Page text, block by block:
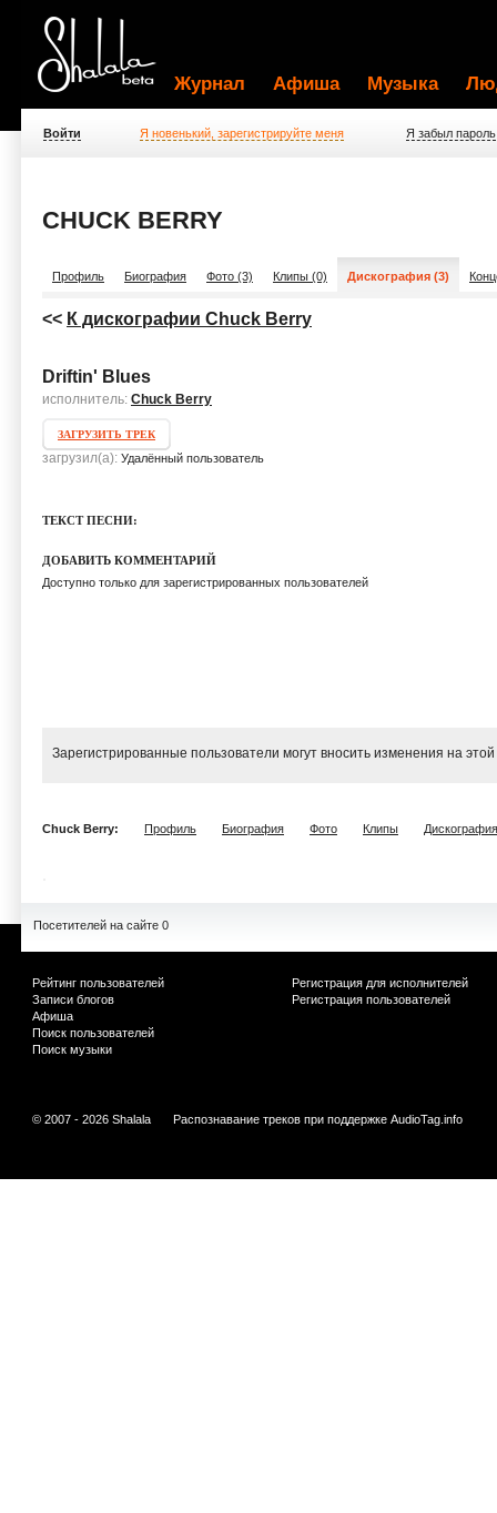
Журнал Афиша Музыка
Войти Я новенький, зарегистрируйте меня Я забыл пароль
CHUCK BERRY
Профиль Биография Фото (3) Клипы (0) Дискография (3)
<< К дискографии Chuck Berry
Driftin' Blues
исполнитель: Chuck Berry
ЗАГРУЗИТЬ ТРЕК
загрузил(а): Удалённый пользователь
ТЕКСТ ПЕСНИ:
ДОБАВИТЬ КОММЕНТАРИЙ
Доступно только для зарегистрированных пользователей
Зарегистрированные пользователи могут вносить изменения на
Chuck Berry: Профиль Биография Фото Клипы Дискография
Посетителей на сайте 0
Рейтинг пользователей
Записи блогов
Афиша
Поиск пользователей
Поиск музыки
Регистрация для исполнителей
Регистрация пользователей
© 2007 - 2026 Shalala Распознавание треков при поддержке AudioTag.info